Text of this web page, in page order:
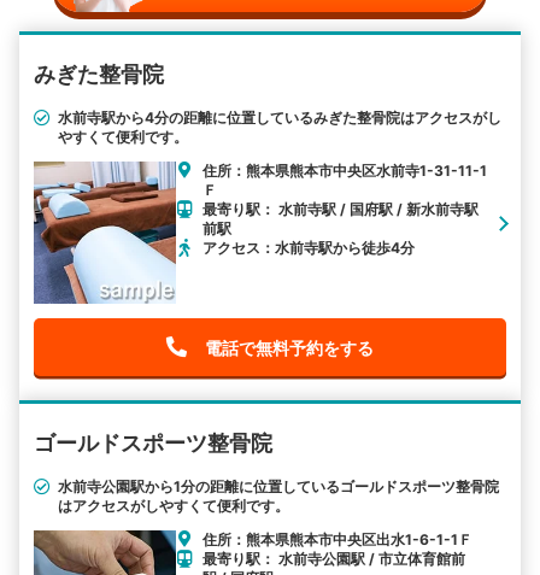
みぎた整骨院
水前寺駅から4分の距離に位置しているみぎた整骨院はアクセスがし
やすくて便利です。
住所：熊本県熊本市中央区水前寺1-31-11-1
Ｆ
最寄り駅： 水前寺駅 / 国府駅 / 新水前寺駅
前駅
アクセス：水前寺駅から徒歩4分
電話で無料予約をする
ゴールドスポーツ整骨院
水前寺公園駅から1分の距離に位置しているゴールドスポーツ整骨院
はアクセスがしやすくて便利です。
住所：熊本県熊本市中央区出水1-6-1-1Ｆ
最寄り駅： 水前寺公園駅 / 市立体育館前